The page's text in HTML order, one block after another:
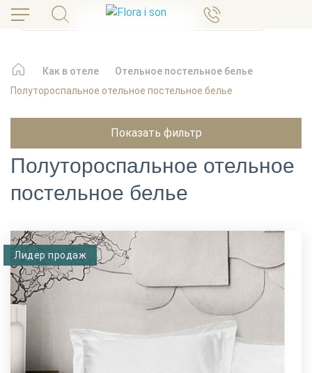
Как в отеле
Отельное постельное белье
Полутороспальное отельное постельное белье
Показать фильтр
Полутороспальное отельное
постельное белье
Лидер продаж